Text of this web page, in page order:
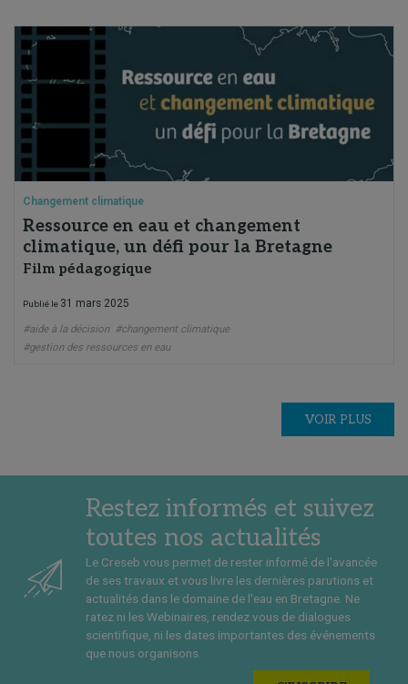
Changement climatique
Ressource en eau et changement
climatique, un défi pour la Bretagne
Film pédagogique
Publié le 31 mars 2025
#aide à la décision
#changement climatique
#gestion des ressources en eau
VOIR PLUS
Restez informés et suivez
toutes nos actualités
Le Creseb vous permet de rester informé de l'avancée
de ses travaux et vous livre les dernières parutions et
actualités dans le domaine de l'eau en Bretagne. Ne
ratez ni les Webinaires, rendez vous de dialogues
scientifique, ni les dates importantes des événements
que nous organisons.